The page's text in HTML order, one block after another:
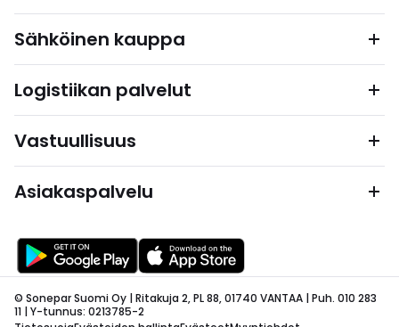
Sähköinen kauppa
Logistiikan palvelut
Vastuullisuus
Asiakaspalvelu
© Sonepar Suomi Oy | Ritakuja 2, PL 88, 01740 VANTAA | Puh. 010 283
11 | Y-tunnus: 0213785-2